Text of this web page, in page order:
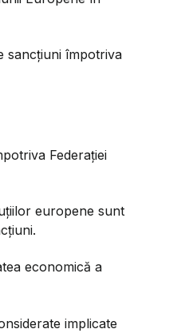
sancțiuni împotriva
Federației
europene sunt
economică a
implicate